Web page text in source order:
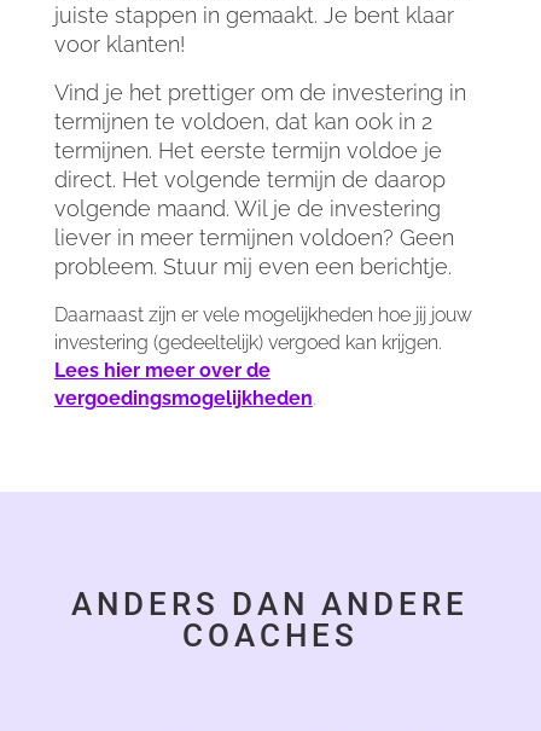
juiste stappen in gemaakt. Je bent klaar
voor klanten!
Vind je het prettiger om de investering in
termijnen te voldoen, dat kan ook in 2
termijnen. Het eerste termijn voldoe je
direct. Het volgende termijn de daarop
volgende maand. Wil je de investering
liever in meer termijnen voldoen? Geen
probleem. Stuur mij even een berichtje.
Daarnaast zijn er vele mogelijkheden hoe jij jouw
investering (gedeeltelijk) vergoed kan krijgen.
Lees hier meer over de
vergoedingsmogelijkheden.
ANDERS DAN ANDERE
COACHES